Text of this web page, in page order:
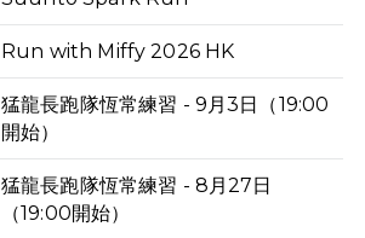
Run with Miffy 2026 HK
猛龍長跑隊恆常練習 - 9月3日（19:00
開始）
猛龍長跑隊恆常練習 - 8月27日
（19:00開始）